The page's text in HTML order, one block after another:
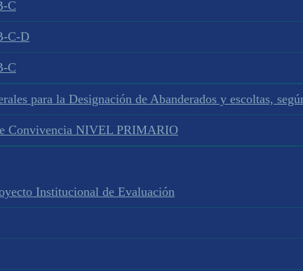
C
C-D
C
para la Designación de Abanderados y escoltas,
Convivencia NIVEL PRIMARIO
Institucional de Evaluación